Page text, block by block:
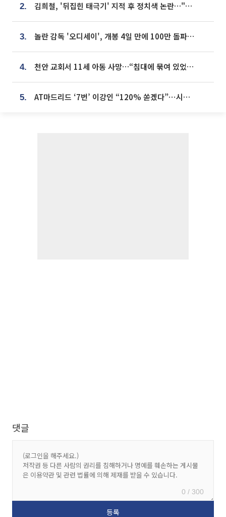
2. 김희철, '뒤집힌 태극기' 지적 후 정치색 논란…"좌우 떠나 우리나라 국기"
3. 놀란 감독 '오디세이', 개봉 4일 만에 100만 돌파⋯'왕사남' 보다 빠르다
4. 천안 교회서 11세 아동 사망…“침대에 묶여 있었다” 진술 확보
5. AT마드리드 ‘7번’ 이강인 “120% 쏟겠다”⋯시메오네 감독 “필요한 선수”
댓글
0 / 300